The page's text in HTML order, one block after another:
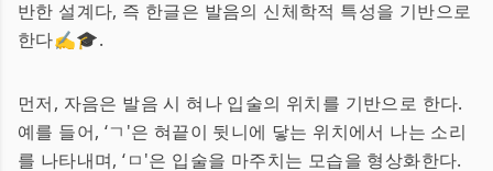
반한 설계다, 즉 한글은 발음의 신체학적 특성을 기반으로
한다✍️🎓.
먼저, 자음은 발음 시 혀나 입술의 위치를 기반으로 한다.
예를 들어, ‘ㄱ'은 혀끝이 뒷니에 닿는 위치에서 나는 소리
를 나타내며, ‘ㅁ'은 입술을 마주치는 모습을 형상화한다.